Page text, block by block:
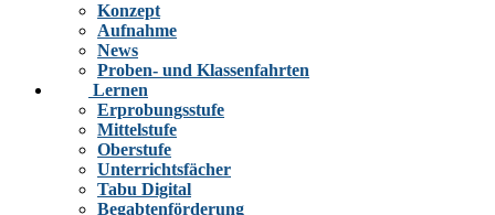
Konzept
Aufnahme
News
Proben- und Klassenfahrten
Lernen
Erprobungsstufe
Mittelstufe
Oberstufe
Unterrichtsfächer
Tabu Digital
Begabtenförderung